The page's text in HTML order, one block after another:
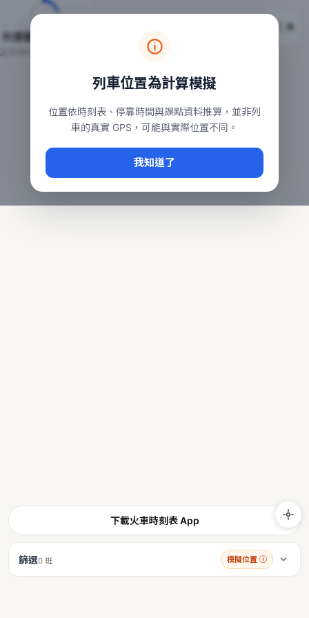
台鐵列車即時位置地圖
本頁顯示目前全台鐵運行中的列車位置，涵蓋自強、普悠瑪、
常用查詢：
、台中車站即時動態
台鐵即時動態
下載火車時刻表 App
篩選0 班 模擬位置 ⓘ
列車位置為計算模擬
位置依時刻表、停靠時間與誤點資料推算，並非列
車的真實 GPS，可能與實際位置不同。
我知道了
列車動態載入中…